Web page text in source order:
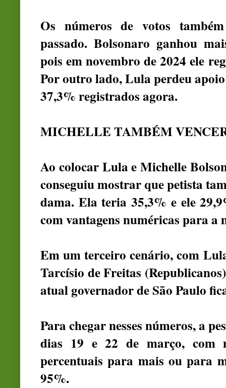
Os números de votos
passado. Bolsonaro ganhou
pois em novembro de 2024 ele
Por outro lado, Lula perdeu
37,3% registrados agora.
MICHELLE TAMBÉM
Ao colocar Lula e Michelle
conseguiu mostrar que petista
dama. Ela teria 35,3% e ele
com vantagens numéricas para
Em um terceiro cenário, com
Tarcísio de Freitas
atual governador de São Paulo
Para chegar nesses números, a
dias 19 e 22 de março, com
percentuais para mais ou para
95%.